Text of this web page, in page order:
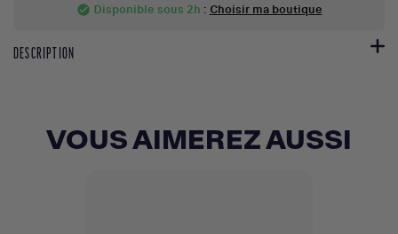
check_circle Disponible sous 2h : Choisir ma boutique
DESCRIPTION
VOUS AIMEREZ AUSSI